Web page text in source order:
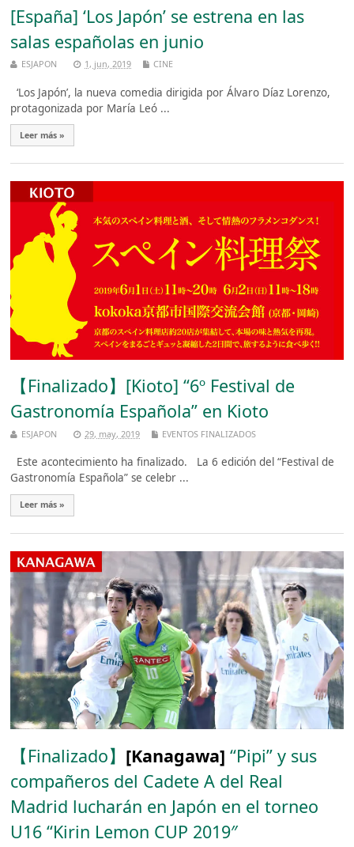
[España] ‘Los Japón’ se estrena en las
salas españolas en junio
ESJAPON 1, jun, 2019 CINE
‘Los Japón’, la nueva comedia dirigida por Álvaro Díaz Lorenzo,
protagonizada por María Leó ...
Leer más »
【Finalizado】[Kioto] “6º Festival de
Gastronomía Española” en Kioto
ESJAPON 29, may, 2019 EVENTOS FINALIZADOS
Este acontecimiento ha finalizado. La 6 edición del “Festival de
Gastronomía Española” se celebr ...
Leer más »
【Finalizado】 [Kanagawa] “Pipi” y sus
compañeros del Cadete A del Real
Madrid lucharán en Japón en el torneo
U16 “Kirin Lemon CUP 2019″